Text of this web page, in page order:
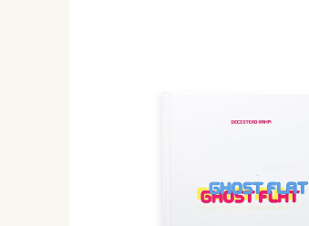
Artworks
Goods
Forgot your password?